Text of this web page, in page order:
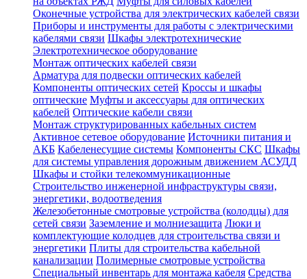
Оконечные устройства для электрических кабелей связи
Приборы и инструменты для работы с электрическими
кабелями связи Шкафы электротехнические
Электротехническое оборудование
Монтаж оптических кабелей связи
Арматура для подвески оптических кабелей
Компоненты оптических сетей Кроссы и шкафы
оптические Муфты и аксессуары для оптических
кабелей Оптические кабели связи
Монтаж структурированных кабельных систем
Активное сетевое оборудование Источники питания и
АКБ Кабеленесущие системы Компоненты СКС Шкафы
для системы управления дорожным движением АСУДД
Шкафы и стойки телекоммуникационные
Строительство инженерной инфраструктуры связи,
энергетики, водоотведения
Железобетонные смотровые устройства (колодцы) для
сетей связи Заземление и молниезащита Люки и
комплектующие колодцев для строительства связи и
энергетики Плиты для строительства кабельной
канализации Полимерные смотровые устройства
Специальный инвентарь для монтажа кабеля Средства